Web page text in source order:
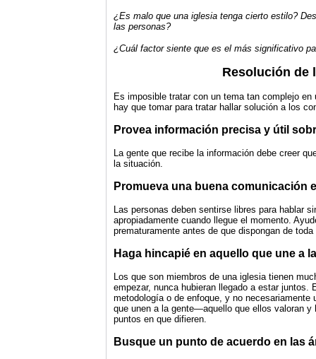
¿Es malo que una iglesia tenga cierto estilo?
las personas?
¿Cuál factor siente que es el más significativo
Resolución de
Es imposible tratar con un tema tan complejo
hay que tomar para tratar hallar solución a los
Provea información precisa y útil
La gente que recibe la información debe creer
la situación.
Promueva una buena comunicación
Las personas deben sentirse libres para hablar
apropiadamente cuando llegue el momento.
prematuramente antes de que dispongan de
Haga hincapié en aquello que une a
Los que son miembros de una iglesia tienen
empezar, nunca hubieran llegado a estar
metodología o de enfoque, y no
que unen a la gente—aquello que ellos valoran
puntos en que difieren.
Busque un punto de acuerdo en las